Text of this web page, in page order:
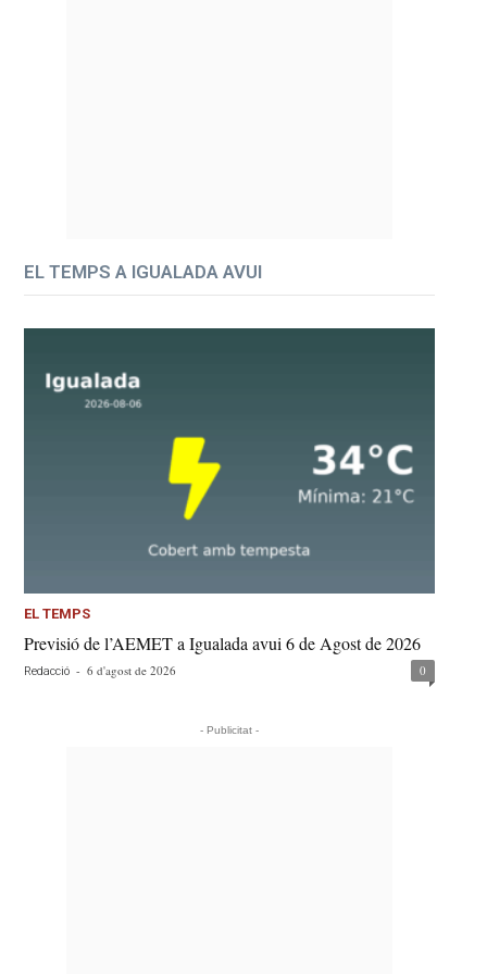
EL TEMPS A IGUALADA AVUI
EL TEMPS
Previsió de l’AEMET a Igualada avui 6 de Agost de 2026
Redacció - 6 d'agost de 2026 0
- Publicitat -